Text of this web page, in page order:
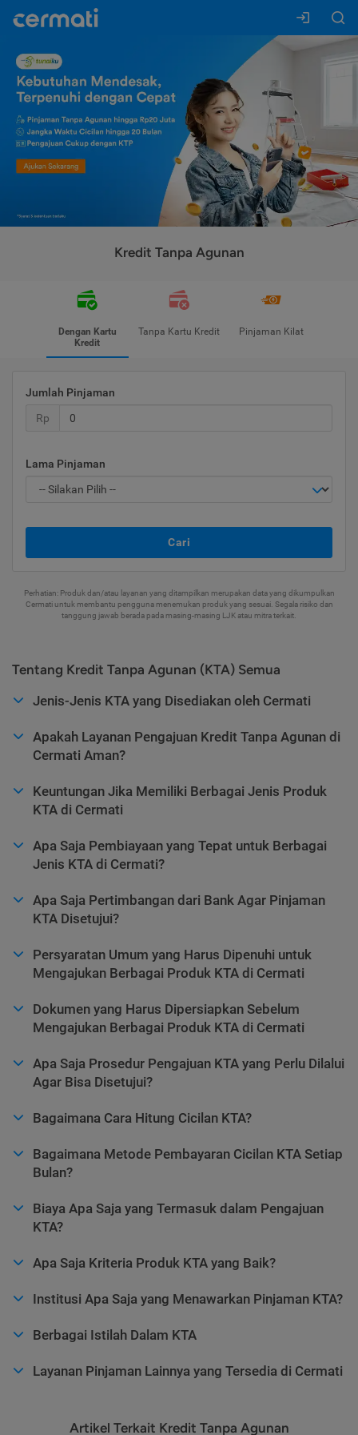
Kredit Tanpa Agunan
Dengan Kartu
Kredit
Tanpa Kartu Kredit Pinjaman Kilat
Jumlah Pinjaman
Rp
Lama Pinjaman
Cari
Perhatian: Produk dan/atau layanan yang ditampilkan merupakan data yang dikumpulkan
Cermati untuk membantu pengguna menemukan produk yang sesuai. Segala risiko dan
tanggung jawab berada pada masing-masing LJK atau mitra terkait.
Tentang Kredit Tanpa Agunan (KTA) Semua
Jenis-Jenis KTA yang Disediakan oleh Cermati
Apakah Layanan Pengajuan Kredit Tanpa Agunan di
Cermati Aman?
Keuntungan Jika Memiliki Berbagai Jenis Produk
KTA di Cermati
Apa Saja Pembiayaan yang Tepat untuk Berbagai
Jenis KTA di Cermati?
Apa Saja Pertimbangan dari Bank Agar Pinjaman
KTA Disetujui?
Persyaratan Umum yang Harus Dipenuhi untuk
Mengajukan Berbagai Produk KTA di Cermati
Dokumen yang Harus Dipersiapkan Sebelum
Mengajukan Berbagai Produk KTA di Cermati
Apa Saja Prosedur Pengajuan KTA yang Perlu Dilalui
Agar Bisa Disetujui?
Bagaimana Cara Hitung Cicilan KTA?
Bagaimana Metode Pembayaran Cicilan KTA Setiap
Bulan?
Biaya Apa Saja yang Termasuk dalam Pengajuan
KTA?
Apa Saja Kriteria Produk KTA yang Baik?
Institusi Apa Saja yang Menawarkan Pinjaman KTA?
Berbagai Istilah Dalam KTA
Layanan Pinjaman Lainnya yang Tersedia di Cermati
Artikel Terkait Kredit Tanpa Agunan